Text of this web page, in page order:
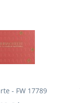
- FW 17789